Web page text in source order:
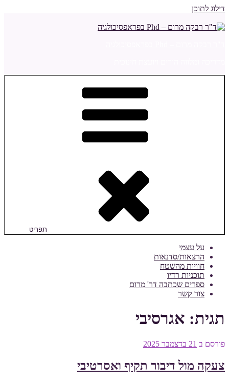
דילוג לתוכן
תפריט
על עצמי
הרצאות/סדנאות
חוויות מהשטח
תוכניות רדיו
ספרים שכתבה דר' מרום
צור קשר
תגית: אגרסיבי
פורסם ב 21 בדצמבר 2025
צעקה מול דיבור תקיף ואסרטיבי